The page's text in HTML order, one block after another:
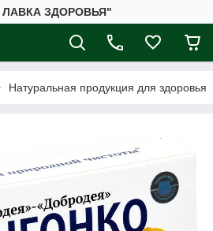
ЛАВКА ЗДОРОВЬЯ"
Натуральная продукция для здоровья